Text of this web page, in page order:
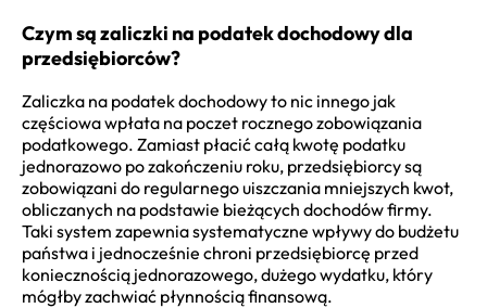
Czym są zaliczki na podatek dochodowy dla
przedsiębiorców?
Zaliczka na podatek dochodowy to nic innego jak
częściowa wpłata na poczet rocznego zobowiązania
podatkowego. Zamiast płacić całą kwotę podatku
jednorazowo po zakończeniu roku, przedsiębiorcy są
zobowiązani do regularnego uiszczania mniejszych kwot,
obliczanych na podstawie bieżących dochodów firmy.
Taki system zapewnia systematyczne wpływy do budżetu
państwa i jednocześnie chroni przedsiębiorcę przed
koniecznością jednorazowego, dużego wydatku, który
mógłby zachwiać płynnością finansową.